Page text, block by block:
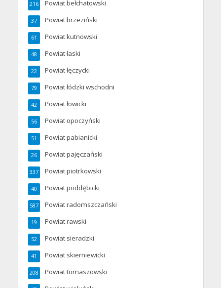
Powiat bełchatowski
216
Powiat brzeziński
37
Powiat kutnowski
61
Powiat łaski
48
Powiat łęczycki
22
Powiat łódzki wschodni
79
Powiat łowicki
42
Powiat opoczyński
56
Powiat pabianicki
51
Powiat pajęczański
26
Powiat piotrkowski
337
Powiat poddębicki
40
Powiat radomszczański
587
Powiat rawski
19
Powiat sieradzki
52
Powiat skierniewicki
41
Powiat tomaszowski
208